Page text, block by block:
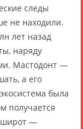
следы
не находили.
лет назад
наряду
Мастодонт —
а его
была
получается
широт —